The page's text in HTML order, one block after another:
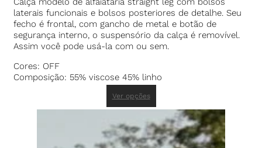
laterais funcionais e bolsos posteriores de detalhe. Seu
fecho é frontal, com gancho de metal e botão de
segurança interno, o suspensório da calça é removível.
Assim você pode usá-la com ou sem.
Cores: OFF
Composição: 55% viscose 45% linho
Ver opções